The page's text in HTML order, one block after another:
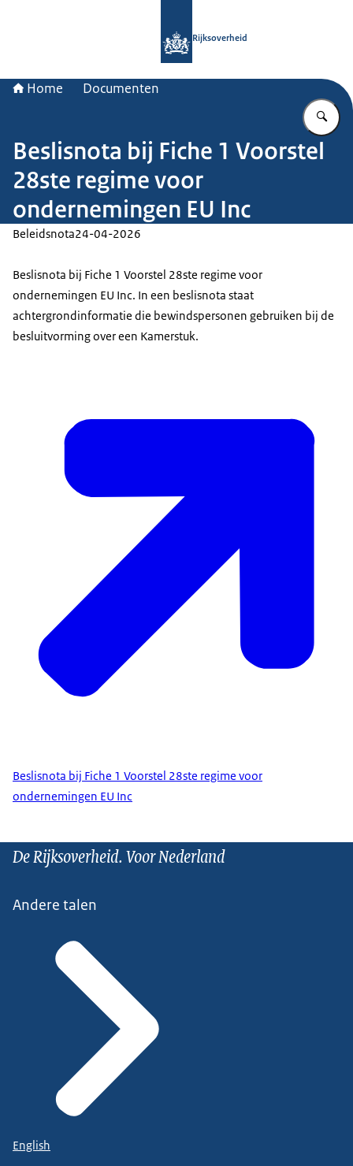
Rijksoverheid
Home Documenten
Beslisnota bij Fiche 1 Voorstel
28ste regime voor
ondernemingen EU Inc
Beleidsnota24-04-2026
Beslisnota bij Fiche 1 Voorstel 28ste regime voor
ondernemingen EU Inc. In een beslisnota staat
achtergrondinformatie die bewindspersonen gebruiken bij de
besluitvorming over een Kamerstuk.
Beslisnota bij Fiche 1 Voorstel 28ste regime voor
ondernemingen EU Inc
De Rijksoverheid. Voor Nederland
Andere talen
English